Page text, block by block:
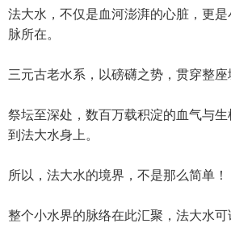
法大水，不仅是血河澎湃的心脏，更
脉所在。
三元古老水系，以磅礴之势，贯穿整座
祭坛至深处，数百万载积淀的血气与
到法大水身上。
所以，法大水的境界，不是那么简单！
整个小水界的脉络在此汇聚，法大水可